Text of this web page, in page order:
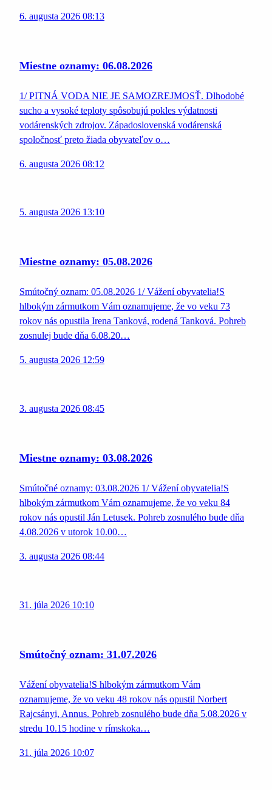
6. augusta 2026 08:13
Miestne oznamy: 06.08.2026
1/ PITNÁ VODA NIE JE SAMOZREJMOSŤ. Dlhodobé
sucho a vysoké teploty spôsobujú pokles výdatnosti
vodárenských zdrojov. Západoslovenská vodárenská
spoločnosť preto žiada obyvateľov o…
6. augusta 2026 08:12
5. augusta 2026 13:10
Miestne oznamy: 05.08.2026
Smútočný oznam: 05.08.2026 1/ Vážení obyvatelia!S
hlbokým zármutkom Vám oznamujeme, že vo veku 73
rokov nás opustila Irena Tanková, rodená Tanková. Pohreb
zosnulej bude dňa 6.08.20…
5. augusta 2026 12:59
3. augusta 2026 08:45
Miestne oznamy: 03.08.2026
Smútočné oznamy: 03.08.2026 1/ Vážení obyvatelia!S
hlbokým zármutkom Vám oznamujeme, že vo veku 84
rokov nás opustil Ján Letusek. Pohreb zosnulého bude dňa
4.08.2026 v utorok 10.00…
3. augusta 2026 08:44
31. júla 2026 10:10
Smútočný oznam: 31.07.2026
Vážení obyvatelia!S hlbokým zármutkom Vám
oznamujeme, že vo veku 48 rokov nás opustil Norbert
Rajcsányi, Annus. Pohreb zosnulého bude dňa 5.08.2026 v
stredu 10.15 hodine v rímskoka…
31. júla 2026 10:07